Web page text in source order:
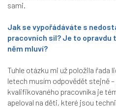
sami.
Jak se vypořádáváte s
pracovních sil? Je to opravdu
něm mluví?
Tuhle otázku mi už položila řada
letech musím odpovědět stejně
kvalifikovaného pracovníka je
apeloval na děti, které jsou